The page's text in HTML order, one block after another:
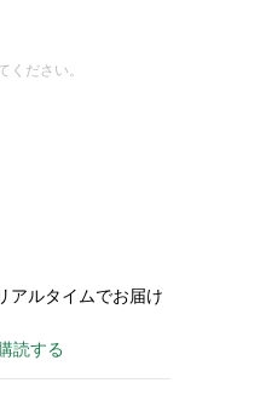
ください。
アルタイムでお届け
読する